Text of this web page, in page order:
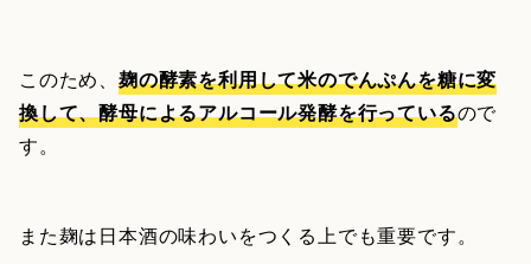
このため、 麹の酵素を利用して米のでんぷんを糖に変
換して、酵母によるアルコール発酵を行っているので
す。
また麹は日本酒の味わいをつくる上でも重要です。